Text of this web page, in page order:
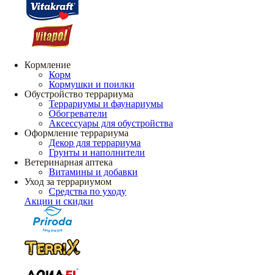
Кормление
Корм
Кормушки и поилки
Обустройство террариума
Террариумы и фаунариумы
Обогреватели
Аксессуары для обустройства
Оформление террариума
Декор для террариума
Грунты и наполнители
Ветеринарная аптека
Витамины и добавки
Уход за террариумом
Средства по уходу
Акции и скидки